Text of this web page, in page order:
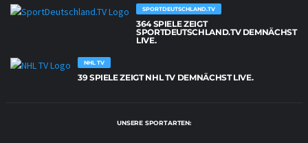
SPORTDEUTSCHLAND.TV
364 SPIELE ZEIGT
SPORTDEUTSCHLAND.TV DEMNÄCHST
LIVE.
NHL TV
39 SPIELE ZEIGT NHL TV DEMNÄCHST LIVE.
UNSERE SPORTARTEN: